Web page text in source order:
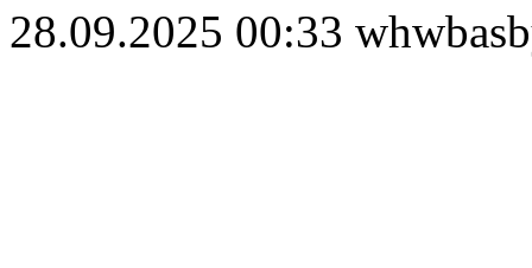
28.09.2025 00:33